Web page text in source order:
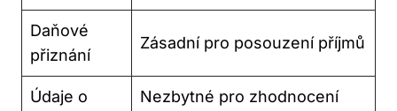
Daňové
přiznání
Zásadní pro posouzení příjmů
Údaje o
Nezbytné pro zhodnocení